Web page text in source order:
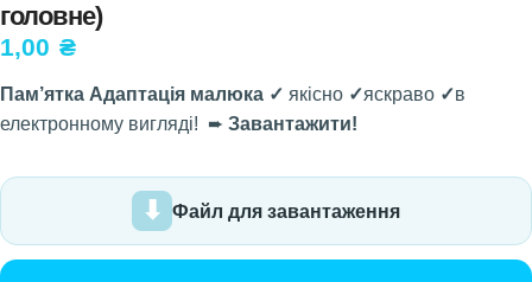
головне)
1,00 ₴
Пам’ятка Адаптація малюка ✓ якісно ✓яскраво ✓в
електронному вигляді! ➨ Завантажити!
Файл для завантаження